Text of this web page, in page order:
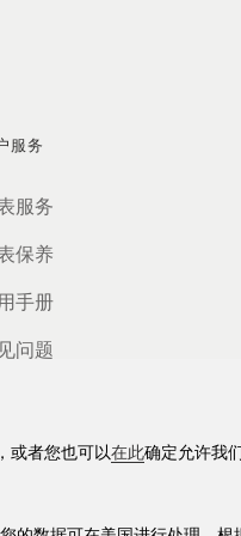
服务
服务
保养
手册
问题
或者您也可以在此确定允许我